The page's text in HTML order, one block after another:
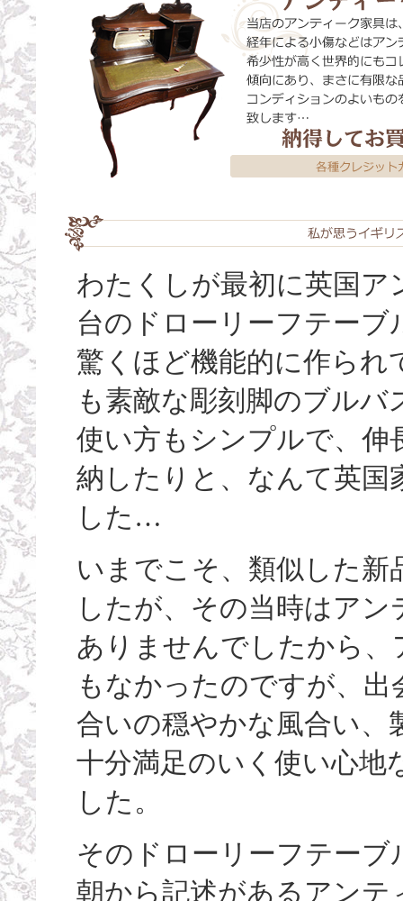
わたくしが最初に英国
台のドローリーフテーブ
驚くほど機能的に作ら
も素敵な彫刻脚のブル
使い方もシンプルで、伸
納したりと、なんて英国
した…
いまでこそ、類似した
したが、その当時はア
ありませんでしたから
もなかったのですが、
合いの穏やかな風合い、
十分満足のいく使い心地
した。
そのドローリーフテー
朝から記述があるアンテ